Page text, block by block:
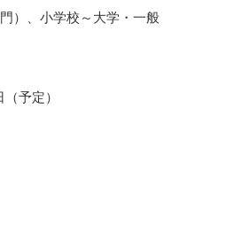
）、小学校～大学・一般
予定）